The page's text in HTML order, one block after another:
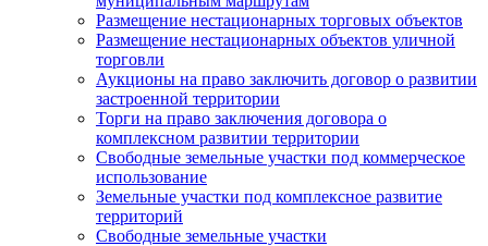
Размещение нестационарных торговых объектов
Размещение нестационарных объектов уличной
торговли
Аукционы на право заключить договор о развитии
застроенной территории
Торги на право заключения договора о
комплексном развитии территории
Свободные земельные участки под коммерческое
использование
Земельные участки под комплексное развитие
территорий
Свободные земельные участки